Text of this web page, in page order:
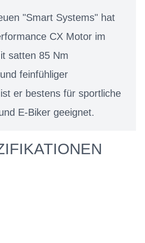
"Smart Systems" hat
CX Motor im
satten 85 Nm
feinfühliger
er bestens für sportliche
E-Biker geeignet.